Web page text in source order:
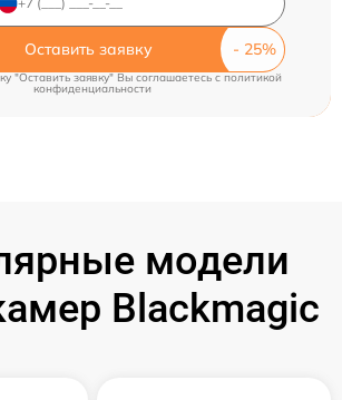
Оставить заявку
"Оставить заявку" Вы соглашаетесь cполитикой
конфиденциальности
модели
Blackmagic